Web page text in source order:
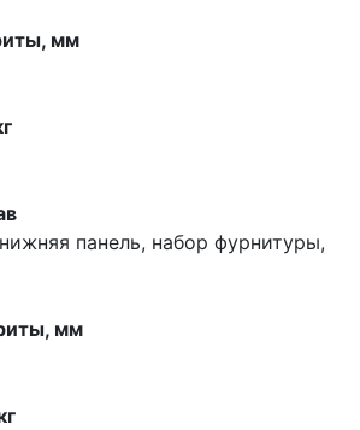
мм
панель, набор фурнитуры,
мм